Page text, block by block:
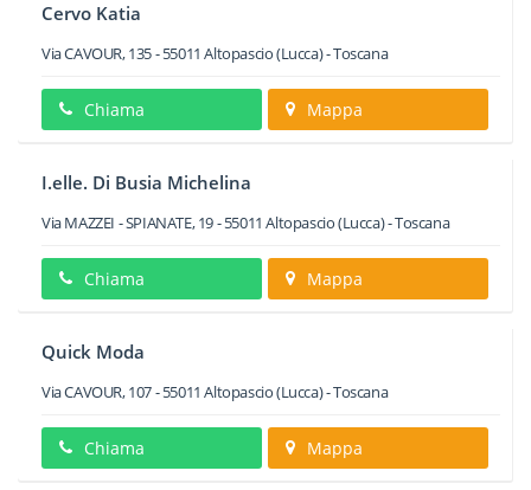
Cervo Katia
Via CAVOUR, 135-55011 Altopascio(Lucca) -Toscana
Chiama Mappa
I.elle. Di Busia Michelina
Via MAZZEI - SPIANATE, 19-55011 Altopascio(Lucca) -Toscana
Chiama Mappa
Quick Moda
Via CAVOUR, 107-55011 Altopascio(Lucca) -Toscana
Chiama Mappa